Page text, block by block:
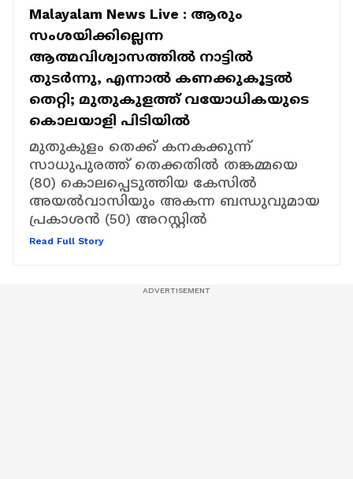
Malayalam News Live : ആരും
സംശയിക്കില്ലെന്ന
ആത്മവിശ്വാസത്തിൽ നാട്ടിൽ
തുടർന്നു, എന്നാൽ കണക്കുകൂട്ടൽ
തെറ്റി; മുതുകുളത്ത് വയോധികയുടെ
കൊലയാളി പിടിയിൽ
മുതുകുളം തെക്ക് കനകക്കുന്ന്
സാധുപുരത്ത് തെക്കതിൽ തങ്കമ്മയെ
(80) കൊലപ്പെടുത്തിയ കേസിൽ
അയൽവാസിയും അകന്ന ബന്ധുവുമായ
പ്രകാശൻ (50) അറസ്റ്റിൽ
Read Full Story